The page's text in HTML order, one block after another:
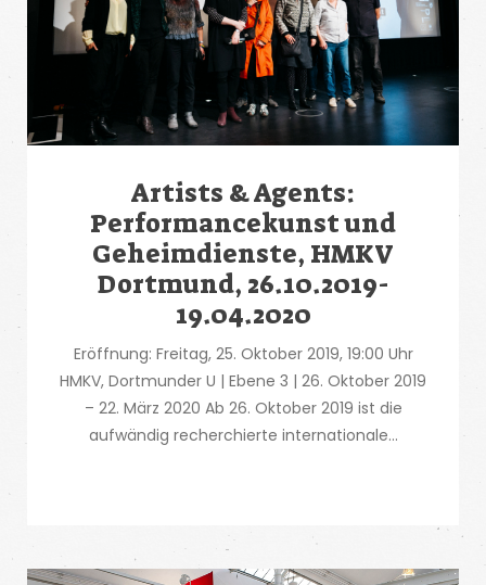
Artists & Agents:
Performancekunst und
Geheimdienste, HMKV
Dortmund, 26.10.2019-
19.04.2020
Eröffnung: Freitag, 25. Oktober 2019, 19:00 Uhr
HMKV, Dortmunder U | Ebene 3 | 26. Oktober 2019
– 22. März 2020 Ab 26. Oktober 2019 ist die
aufwändig recherchierte internationale...